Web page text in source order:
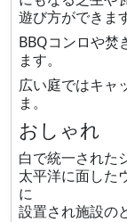
遊び方ができます
BBQコンロや焚
ます。
広い庭ではキャ
ま。
おしゃれ
白で統一された
太平洋に面した
に
設置され施設の